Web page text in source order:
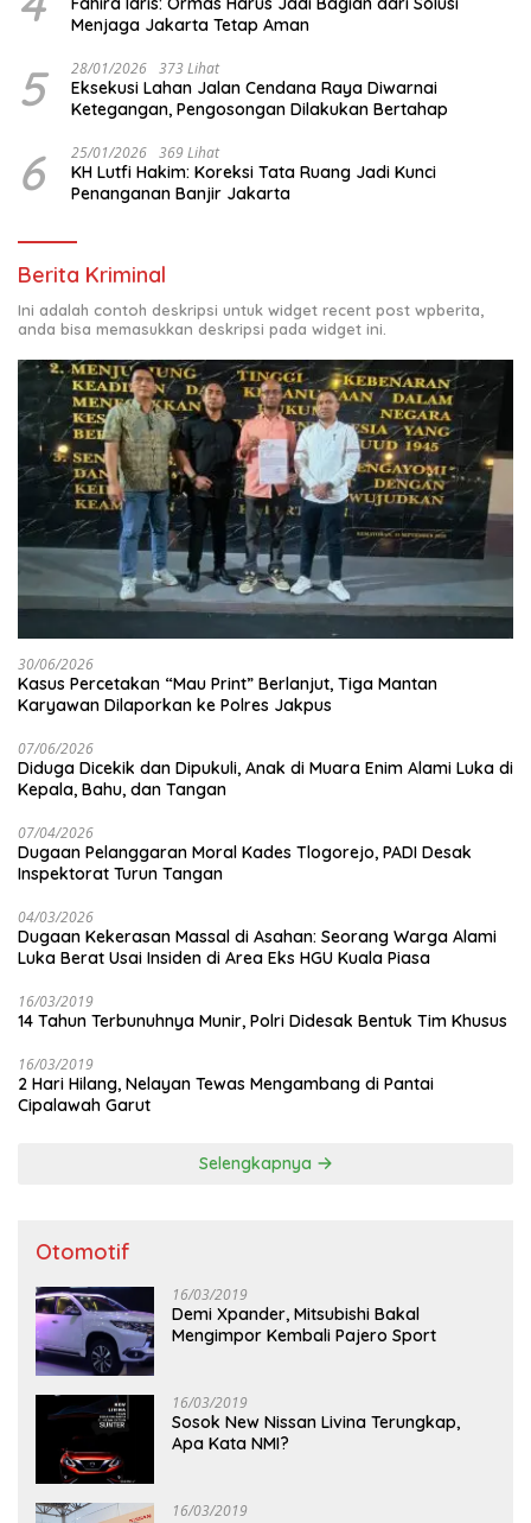
Menjaga Jakarta Tetap Aman
5 28/01/2026 373 Lihat
Eksekusi Lahan Jalan Cendana Raya Diwarnai
Ketegangan, Pengosongan Dilakukan Bertahap
6 25/01/2026 369 Lihat
KH Lutfi Hakim: Koreksi Tata Ruang Jadi Kunci
Penanganan Banjir Jakarta
Berita Kriminal
Ini adalah contoh deskripsi untuk widget recent post wpberita,
anda bisa memasukkan deskripsi pada widget ini.
30/06/2026
Kasus Percetakan “Mau Print” Berlanjut, Tiga Mantan
Karyawan Dilaporkan ke Polres Jakpus
07/06/2026
Diduga Dicekik dan Dipukuli, Anak di Muara Enim Alami Luka di
Kepala, Bahu, dan Tangan
07/04/2026
Dugaan Pelanggaran Moral Kades Tlogorejo, PADI Desak
Inspektorat Turun Tangan
04/03/2026
Dugaan Kekerasan Massal di Asahan: Seorang Warga Alami
Luka Berat Usai Insiden di Area Eks HGU Kuala Piasa
16/03/2019
14 Tahun Terbunuhnya Munir, Polri Didesak Bentuk Tim Khusus
16/03/2019
2 Hari Hilang, Nelayan Tewas Mengambang di Pantai
Cipalawah Garut
Selengkapnya
Otomotif
16/03/2019
Demi Xpander, Mitsubishi Bakal
Mengimpor Kembali Pajero Sport
16/03/2019
Sosok New Nissan Livina Terungkap,
Apa Kata NMI?
16/03/2019